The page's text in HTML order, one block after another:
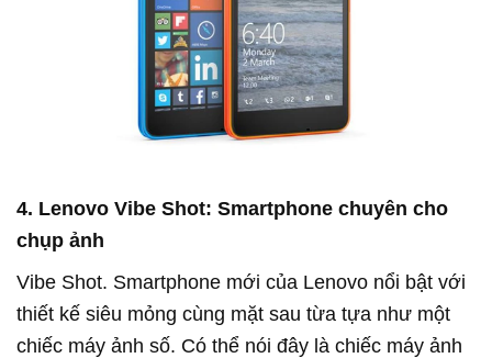
4. Lenovo Vibe Shot: Smartphone chuyên cho
chụp ảnh
Vibe Shot. Smartphone mới của Lenovo nổi bật với
thiết kế siêu mỏng cùng mặt sau từa tựa như một
chiếc máy ảnh số. Có thể nói đây là chiếc máy ảnh